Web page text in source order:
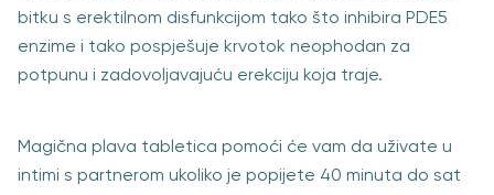
bitku s erektilnom disfunkcijom tako što inhibira PDE5
enzime i tako pospješuje krvotok neophodan za
potpunu i zadovoljavajuću erekciju koja traje.
Magična plava tabletica pomoći će vam da uživate u
intimi s partnerom ukoliko je popijete 40 minuta do sat